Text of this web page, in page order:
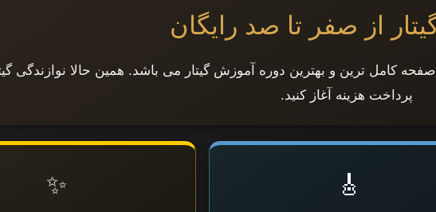
از صفر تا صد رایگان
کامل ترین و بهترین دوره آموزش گیتار می باشد. همین حالا نوازندگی
پرداخت هزینه آغاز کنید.
🎸
✨